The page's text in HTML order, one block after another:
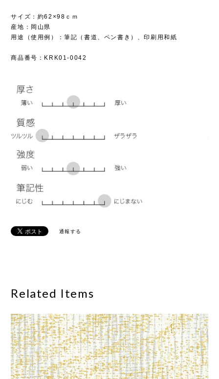
サイズ：約62×98ｃｍ
産地：岡山県
用途（使用例）：筆記（書道、ペン書き）、印刷用和紙
商品番号：KRK01-0042
通報する
Related Items